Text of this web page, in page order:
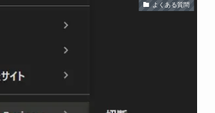
よくある質問